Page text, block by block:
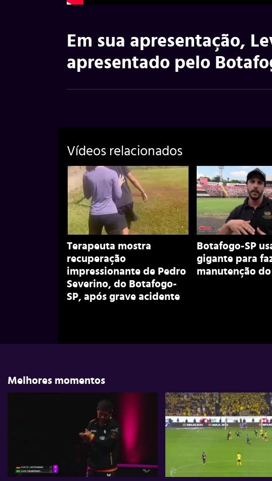
Em sua apresentação,
apresentado pelo
Vídeos relacionados
Terapeuta mostra
recuperação
impressionante de Pedro
Severino, do Botafogo-
SP, após grave acidente
Botafogo-SP
gigante para
manutenção
Melhores momentos